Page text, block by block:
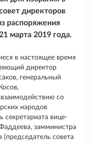
директоров
распоряжения
марта 2019 года.
в настоящее время
директор
генеральный
со
народов
вице-
замминистра
(председатель совета